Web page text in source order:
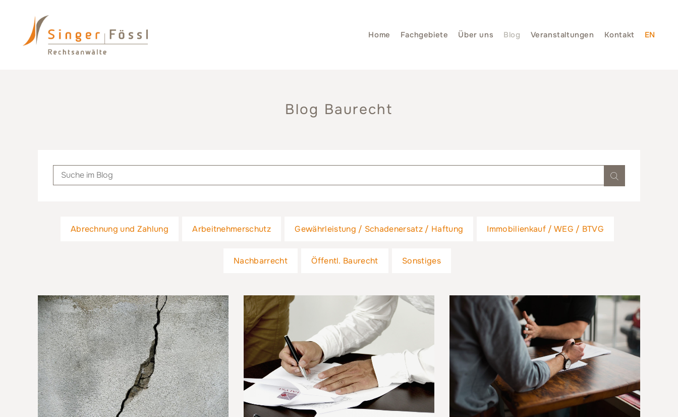
Home Fachgebiete Über uns Blog Veranstaltungen Kontakt EN
Blog Baurecht
Abrechnung und Zahlung Arbeitnehmerschutz Gewährleistung / Schadenersatz / Haftung Immobilienkauf / WEG / BTVG
Nachbarrecht Öffentl. Baurecht Sonstiges